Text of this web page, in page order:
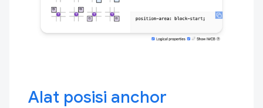
Alat posisi anchor